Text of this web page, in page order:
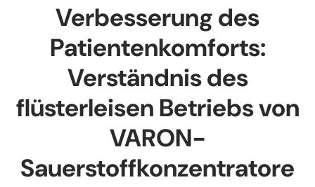
Verbesserung des
Patientenkomforts:
Verständnis des
flüsterleisen Betriebs von
VARON-
Sauerstoffkonzentratore